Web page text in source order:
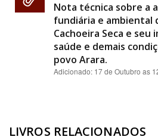
Nota técnica sobre a
fundiária e ambiental
Cachoeira Seca e seu
saúde e demais
povo Arara.
Adicionado: 17 de Outubro as
LIVROS RELACIONADOS